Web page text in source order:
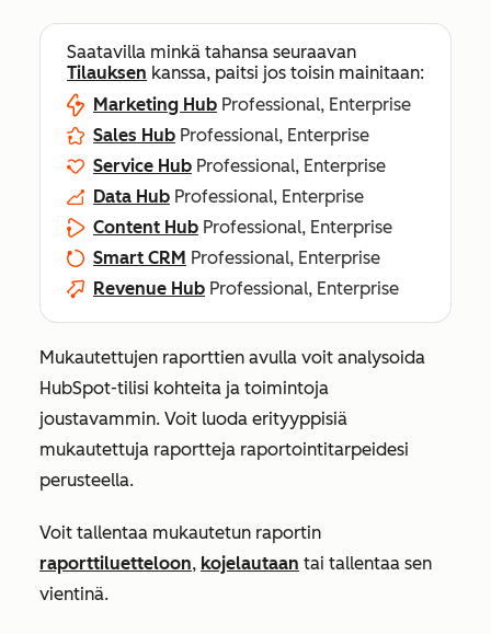
Saatavilla minkä tahansa seuraavan
Tilauksen kanssa, paitsi jos toisin mainitaan:
Marketing Hub Professional, Enterprise
Sales Hub Professional, Enterprise
Service Hub Professional, Enterprise
Data Hub Professional, Enterprise
Content Hub Professional, Enterprise
Smart CRM Professional, Enterprise
Revenue Hub Professional, Enterprise
Mukautettujen raporttien avulla voit analysoida
HubSpot-tilisi kohteita ja toimintoja
joustavammin. Voit luoda erityyppisiä
mukautettuja raportteja raportointitarpeidesi
perusteella.
Voit tallentaa mukautetun raportin
raporttiluetteloon, kojelautaan tai tallentaa sen
vientinä.